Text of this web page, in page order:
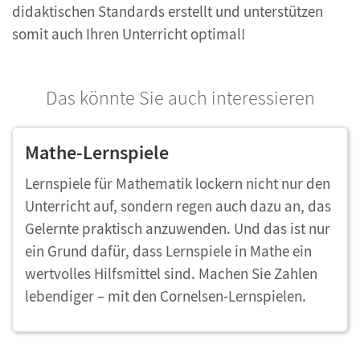
didaktischen Standards erstellt und unterstützen
somit auch Ihren Unterricht optimal!
Das könnte Sie auch interessieren
Mathe-Lernspiele
Lernspiele für Mathematik lockern nicht nur den
Unterricht auf, sondern regen auch dazu an, das
Gelernte praktisch anzuwenden. Und das ist nur
ein Grund dafür, dass Lernspiele in Mathe ein
wertvolles Hilfsmittel sind. Machen Sie Zahlen
lebendiger – mit den Cornelsen-Lernspielen.